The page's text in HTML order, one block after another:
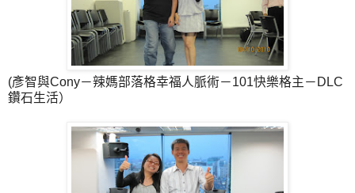
(彥智與Cony－辣媽部落格幸福人脈術－101快樂格主－DLC
鑽石生活）